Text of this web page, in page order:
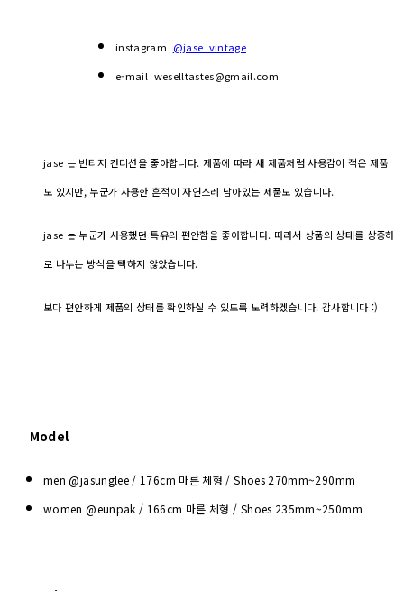
instagram @jase_vintage
e-mail weselltastes@gmail.com
jase 는 빈티지 컨디션을 좋아합니다. 제품에 따라 새 제품처럼 사용감이 적은 제품
도 있지만, 누군가 사용한 흔적이 자연스레 남아있는 제품도 있습니다.
jase 는 누군가 사용했던 특유의 편안함을 좋아합니다. 따라서 상품의 상태를 상중하
로 나누는 방식을 택하지 않았습니다.
보다 편안하게 제품의 상태를 확인하실 수 있도록 노력하겠습니다. 감사합니다 :)
Model
men @jasunglee / 176cm 마른 체형 / Shoes 270mm~290mm
women @eunpak / 166cm 마른 체형 / Shoes 235mm~250mm